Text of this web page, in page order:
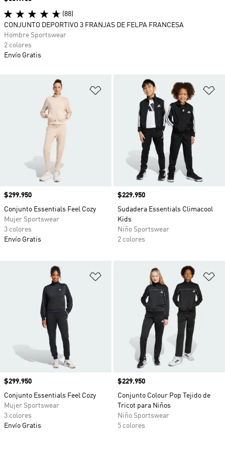
Añadir a la lista de deseos
Precio
$299.950
Conjunto Essentials Feel Cozy
Mujer Sportswear
3 colores
Envío Gratis
Precio
$229.950
Sudadera Essentials Climacool
Kids
Niño Sportswear
2 colores
Añadir a la lista de deseos
Precio
$299.950
Conjunto Essentials Feel Cozy
Mujer Sportswear
3 colores
Envío Gratis
Precio
$229.950
Conjunto Colour Pop Tejido de
Tricot para Niños
Niño Sportswear
5 colores
(88)
CONJUNTO DEPORTIVO 3 FRANJAS DE FELPA FRANCESA
Hombre Sportswear
2 colores
Envío Gratis